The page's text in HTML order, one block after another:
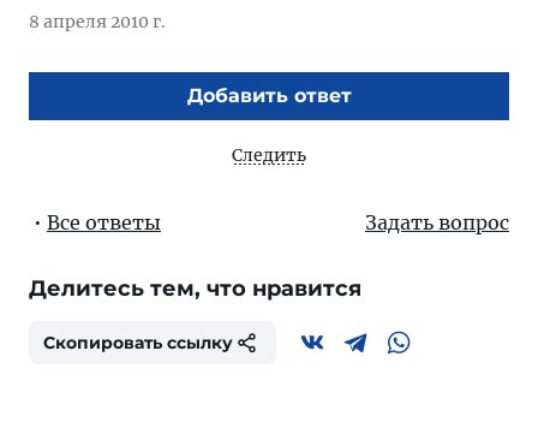
8 апреля 2010 г.
Добавить ответ
Следить
• Все ответы Задать вопрос
Делитесь тем, что нравится
Скопировать ссылку